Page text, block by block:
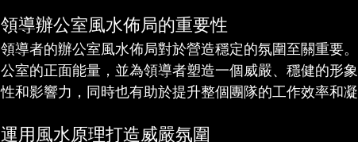
領導辦公室風水佈局的重要性
領導者的辦公室風水佈局對於營造穩定的氛圍至關重要
公室的正面能量，並為領導者塑造一個威嚴、穩健的形
性和影響力，同時也有助於提升整個團隊的工作效率和凝
運用風水原理打造威嚴氛圍